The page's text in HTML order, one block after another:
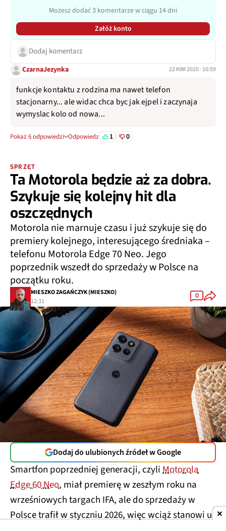
Możesz dodać 3 komentarze w ciągu 14 dni
Załóż konto
Dodaj komentarz
CzarnaJezynka 22 KWI 2020 · 10:59
funkcje kontaktu z rodzina ma nawet telefon
stacjonarny... ale widac chca byc jak ejpel i zaczynaja
wymyslac kolo od nowa...
Pokaż 6 odpowiedzi Odpowiedz 1 0
SPRZĘT
Ta Motorola będzie aż za dobra.
Szykuje się kolejny hit dla
oszczędnych
Motorola nie marnuje czasu i już szykuje się do
premiery kolejnego, interesującego średniaka –
telefonu Motorola Edge 70 Neo. Jego
poprzednik wszedł do sprzedaży w Polsce na
początku roku.
MIESZKO ZAGAŃCZYK (MIESZKO)
12:31
0
Dodaj do ulubionych źródeł w Google
Smartfon poprzedniej generacji, czyliMotorola
Edge 60 Neo, miał premierę w zeszłym roku na
wrześniowych targach IFA, ale do sprzedaży w
Polsce trafił w styczniu 2026, więc wciąż stanowi u